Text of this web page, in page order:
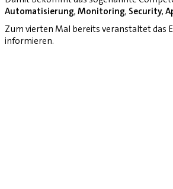
Automatisierung, Monitoring, Security,
Zum vierten Mal bereits veranstaltet das
informieren.